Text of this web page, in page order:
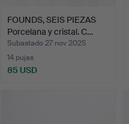
FOUNDS, SEIS PIEZAS
Porcelana y cristal. C…
Subastado 27 nov 2025
14 pujas
85 USD